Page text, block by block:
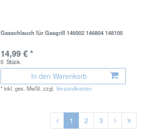
Gasschlauch für Gasgrill 146002 146804 148105
14,99 € *
0 Stück
In den Warenkorb
*inkl. ges. MwSt. zzgl.Versandkosten
1 2 3